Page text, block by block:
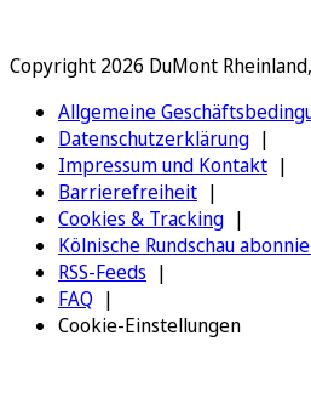
Copyright 2026 DuMont
Allgemeine
Datenschutzerklärung
Impressum und Kontakt
Barrierefreiheit
Cookies & Tracking
Kölnische Rundschau
RSS-Feeds
FAQ
Cookie-Einstellungen